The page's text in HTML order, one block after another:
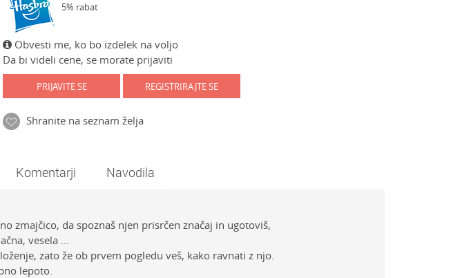
5% rabat
Obvesti me, ko bo izdelek na voljo
Da bi videli cene, se morate prijaviti
PRIJAVITE SE REGISTRIRAJTE SE
Shranite na seznam želja
Komentarji Navodila
zmajčico, da spoznaš njen prisrčen značaj in ugotoviš,
vesela ...
zato že ob prvem pogledu veš, kako ravnati z njo.
lepoto.